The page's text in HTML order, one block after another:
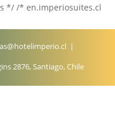
*/ /* en.imperiosuites.cl
2876, Santiago, Chile